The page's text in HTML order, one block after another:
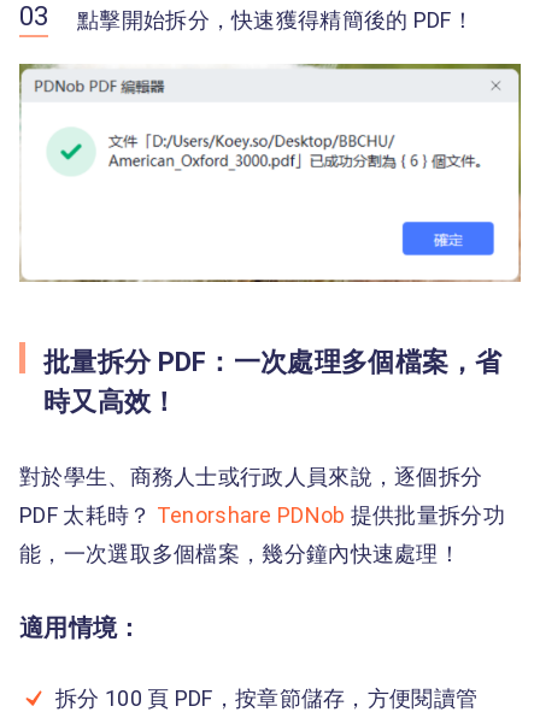
點擊開始拆分，快速獲得精簡後的 PDF！
批量拆分 PDF：一次處理多個檔案，省
時又高效！
對於學生、商務人士或行政人員來說，逐個拆分
PDF 太耗時？ Tenorshare PDNob 提供批量拆分功
能，一次選取多個檔案，幾分鐘內快速處理！
適用情境：
拆分 100 頁 PDF，按章節儲存，方便閱讀管